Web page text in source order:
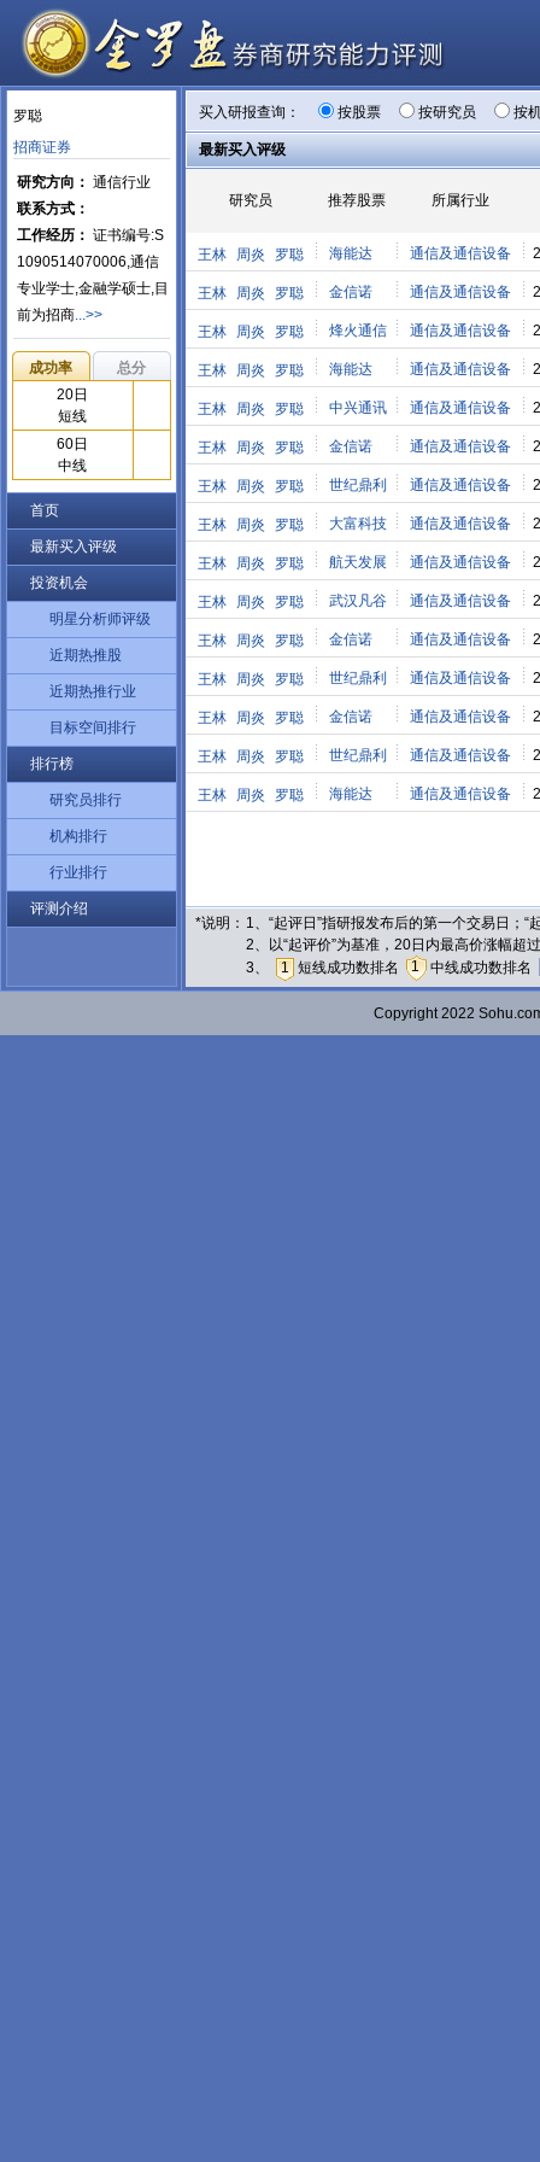
罗聪
招商证券
研究方向： 通信行业
联系方式：
工作经历： 证书编号:S
1090514070006,通信
专业学士,金融学硕士,目
前为招商...>>
成功率
总分
20日
短线
60日
中线
首页
最新买入评级
投资机会
明星分析师评级
近期热推股
近期热推行业
目标空间排行
排行榜
研究员排行
机构排行
行业排行
评测介绍
买入研报查询： 按股票 按研究员 按
最新买入评级
研究员 推荐股票 所属行业
王林 周炎 罗聪 海能达 通信及通信设备
王林 周炎 罗聪 金信诺 通信及通信设备
王林 周炎 罗聪 烽火通信 通信及通信设备
王林 周炎 罗聪 海能达 通信及通信设备
王林 周炎 罗聪 中兴通讯 通信及通信设备
王林 周炎 罗聪 金信诺 通信及通信设备
王林 周炎 罗聪 世纪鼎利 通信及通信设备
王林 周炎 罗聪 大富科技 通信及通信设备
王林 周炎 罗聪 航天发展 通信及通信设备
王林 周炎 罗聪 武汉凡谷 通信及通信设备
王林 周炎 罗聪 金信诺 通信及通信设备
王林 周炎 罗聪 世纪鼎利 通信及通信设备
王林 周炎 罗聪 金信诺 通信及通信设备
王林 周炎 罗聪 世纪鼎利 通信及通信设备
王林 周炎 罗聪 海能达 通信及通信设备
*说明： 1、“起评日”指研报发布后的第一个交易日；
2、以“起评价”为基准，20日内最高价涨幅
3、
1 短线成功数排名 1 中线成功数排名
Copyright 2022